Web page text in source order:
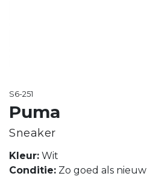
S6-251
Puma
Sneaker
Kleur: Wit
Conditie: Zo goed als nieuw